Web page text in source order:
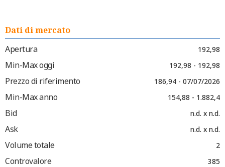
Dati di mercato
Apertura
192,98
Min-Max oggi 192,98 - 192,98
Prezzo di riferimento 186,94 - 07/07/2026
Min-Max anno 154,88 - 1.882,4
Bid n.d. x n.d.
Ask n.d. x n.d.
Volume totale 2
Controvalore 385